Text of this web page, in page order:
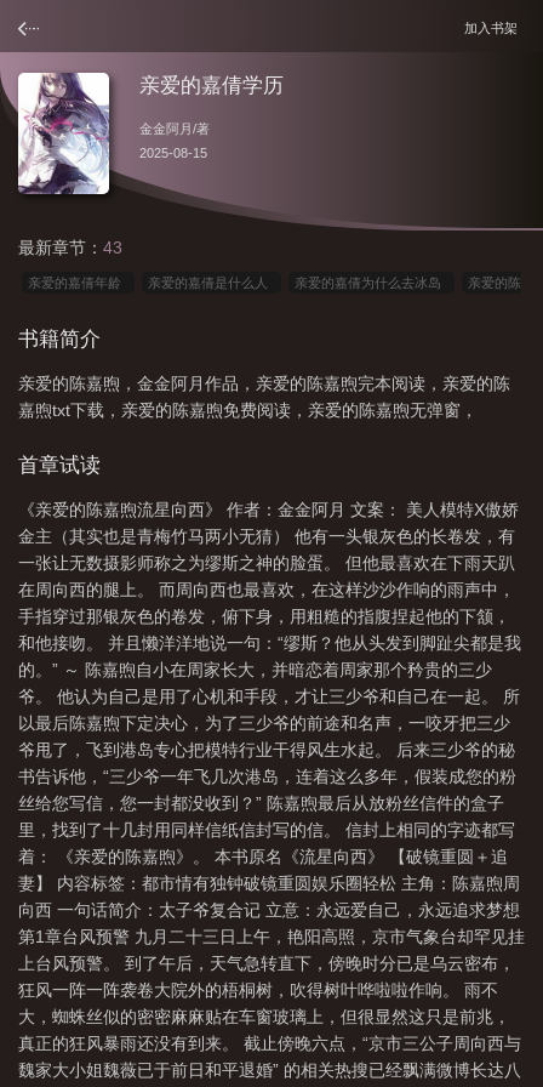
加入书架
亲爱的嘉倩学历
金金阿月/著
2025-08-15
最新章节： 43
亲爱的嘉倩年龄 亲爱的嘉倩是什么人 亲爱的嘉倩为什么去冰岛 亲爱的陈
的微博 亲爱的嘉倩离婚
的 如何评价亲爱的嘉倩 亲爱的嘉倩的新浪微博 亲爱的嘉倩的书 亲爱的
嘉倩 微博 亲爱的陈嘉煦txt b站亲爱的嘉倩 亲爱的嘉倩前夫 亲爱的陈嘉
煦番外 亲爱的嘉倩黑历史
瓣 亲爱的嘉倩微博上
书籍简介
亲爱的陈嘉煦，金金阿月作品，亲爱的陈嘉煦完本阅读，亲爱的陈
嘉煦txt下载，亲爱的陈嘉煦免费阅读，亲爱的陈嘉煦无弹窗，
首章试读
《亲爱的陈嘉煦流星向西》 作者：金金阿月 文案： 美人模特X傲娇
金主（其实也是青梅竹马两小无猜） 他有一头银灰色的长卷发，有
一张让无数摄影师称之为缪斯之神的脸蛋。 但他最喜欢在下雨天趴
在周向西的腿上。 而周向西也最喜欢，在这样沙沙作响的雨声中，
手指穿过那银灰色的卷发，俯下身，用粗糙的指腹捏起他的下颔，
和他接吻。 并且懒洋洋地说一句：“缪斯？他从头发到脚趾尖都是我
的。” ～ 陈嘉煦自小在周家长大，并暗恋着周家那个矜贵的三少
爷。 他认为自己是用了心机和手段，才让三少爷和自己在一起。 所
以最后陈嘉煦下定决心，为了三少爷的前途和名声，一咬牙把三少
爷甩了，飞到港岛专心把模特行业干得风生水起。 后来三少爷的秘
书告诉他，“三少爷一年飞几次港岛，连着这么多年，假装成您的粉
丝给您写信，您一封都没收到？” 陈嘉煦最后从放粉丝信件的盒子
里，找到了十几封用同样信纸信封写的信。 信封上相同的字迹都写
着： 《亲爱的陈嘉煦》。 本书原名《流星向西》 【破镜重圆＋追
妻】 内容标签：都市情有独钟破镜重圆娱乐圈轻松 主角：陈嘉煦周
向西 一句话简介：太子爷复合记 立意：永远爱自己，永远追求梦想
第1章台风预警 九月二十三日上午，艳阳高照，京市气象台却罕见挂
上台风预警。 到了午后，天气急转直下，傍晚时分已是乌云密布，
狂风一阵一阵袭卷大院外的梧桐树，吹得树叶哗啦啦作响。 雨不
大，蜘蛛丝似的密密麻麻贴在车窗玻璃上，但很显然这只是前兆，
真正的狂风暴雨还没有到来。 截止傍晚六点，“京市三公子周向西与
魏家大小姐魏薇已于前日和平退婚” 的相关热搜已经飘满微博长达八